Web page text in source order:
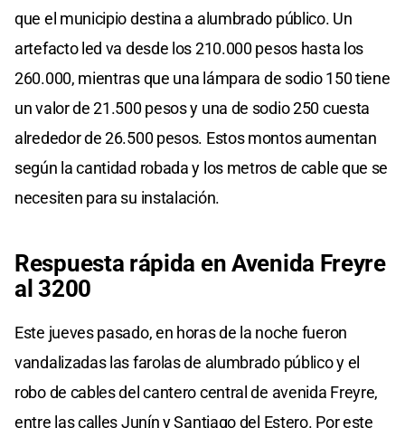
que el municipio destina a alumbrado público. Un
artefacto led va desde los 210.000 pesos hasta los
260.000, mientras que una lámpara de sodio 150 tiene
un valor de 21.500 pesos y una de sodio 250 cuesta
alrededor de 26.500 pesos. Estos montos aumentan
según la cantidad robada y los metros de cable que se
necesiten para su instalación.
Respuesta rápida en Avenida Freyre
al 3200
Este jueves pasado, en horas de la noche fueron
vandalizadas las farolas de alumbrado público y el
robo de cables del cantero central de avenida Freyre,
entre las calles Junín y Santiago del Estero. Por este